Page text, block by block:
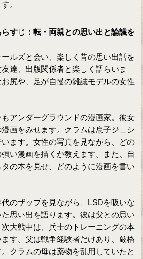
。
すじ：転・両親との思い出と論議を
ルズと会い、楽しく昔の思い出話を
達、出版関係者と楽しく語らいま
尻や、足が自慢の雑誌モデルの女性
もアンダーグラウンドの漫画家。彼女
画をみせます。クラムは息子ジェシ
ます。女性の写真を見ながら、どの
い漫画を描くか教えます。また、自
の本を見せ、どのように漫画を書い
のザップを見ながら、LSDを吸いな
思い出を語ります。彼は父との思い
大戦中は、兵士のトレーニングの本
す。父は戦争経験者だけあり、厳格
クラムの母は薬物を乱用していたと